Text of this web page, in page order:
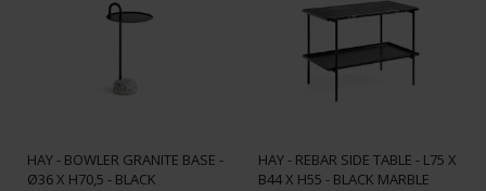
Funktionelle Statistiske
HAY - BOWLER GRANITE BASE -
Ø36 X H70,5 - BLACK
HAY - REBAR SIDE TABLE - L75 X
B44 X H55 - BLACK MARBLE